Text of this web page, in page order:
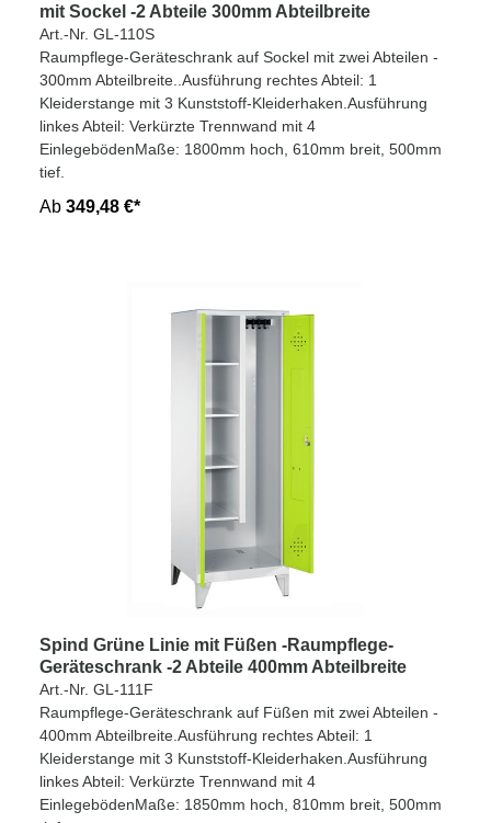
mit Sockel -2 Abteile 300mm Abteilbreite
Art.-Nr. GL-110S
Raumpflege-Geräteschrank auf Sockel mit zwei Abteilen -
300mm Abteilbreite..Ausführung rechtes Abteil: 1
Kleiderstange mit 3 Kunststoff-Kleiderhaken.Ausführung
linkes Abteil: Verkürzte Trennwand mit 4
EinlegebödenMaße: 1800mm hoch, 610mm breit, 500mm
tief.
Ab 349,48 €*
Spind Grüne Linie mit Füßen -Raumpflege-
Geräteschrank -2 Abteile 400mm Abteilbreite
Art.-Nr. GL-111F
Raumpflege-Geräteschrank auf Füßen mit zwei Abteilen -
400mm Abteilbreite.Ausführung rechtes Abteil: 1
Kleiderstange mit 3 Kunststoff-Kleiderhaken.Ausführung
linkes Abteil: Verkürzte Trennwand mit 4
EinlegebödenMaße: 1850mm hoch, 810mm breit, 500mm